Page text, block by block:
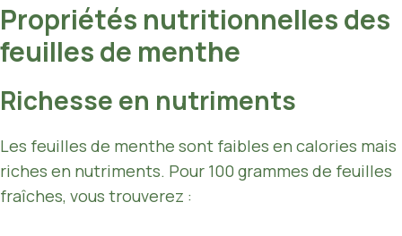
Propriétés nutritionnelles des
feuilles de menthe
Richesse en nutriments
Les feuilles de menthe sont faibles en calories mais
riches en nutriments. Pour 100 grammes de feuilles
fraîches, vous trouverez :